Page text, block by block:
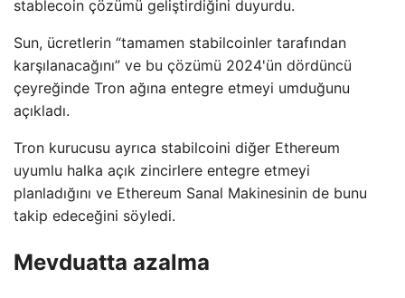
stablecoin çözümü geliştirdiğini duyurdu.
Sun, ücretlerin “tamamen stabilcoinler tarafından
karşılanacağını” ve bu çözümü 2024'ün dördüncü
çeyreğinde Tron ağına entegre etmeyi umduğunu
açıkladı.
Tron kurucusu ayrıca stabilcoini diğer Ethereum
uyumlu halka açık zincirlere entegre etmeyi
planladığını ve Ethereum Sanal Makinesinin de bunu
takip edeceğini söyledi.
Mevduatta azalma